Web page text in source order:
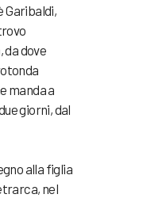
Garibaldi,
da dove
manda a
giorni, dal
alla figlia
nel